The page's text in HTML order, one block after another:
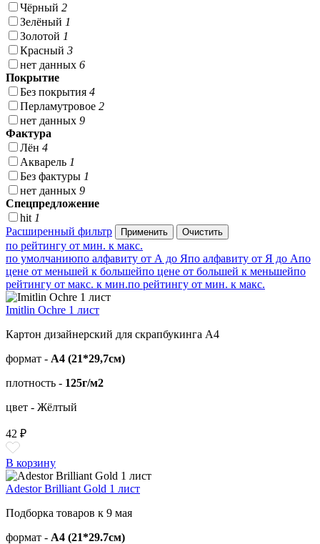
Чёрный 2
Зелёный 1
Золотой 1
Красный 3
нет данных 6
Покрытие
Без покрытия 4
Перламутровое 2
нет данных 9
Фактура
Лён 4
Акварель 1
Без фактуры 1
нет данных 9
Спецпредложение
hit 1
Расширенный фильтр
по рейтингу от мин. к макс.
по умолчаниюпо алфавиту от А до Япо алфавиту от Я до Апо
цене от меньшей к большейпо цене от большей к меньшейпо
рейтингу от макс. к мин.по рейтингу от мин. к макс.
Imitlin Ochre 1 лист
Картон дизайнерский для скрапбукинга А4
формат - А4 (21*29,7см)
плотность - 125г/м2
цвет - Жёлтый
42 ₽
В корзину
Adestor Brilliant Gold 1 лист
Подборка товаров к 9 мая
формат - А4 (21*29.7см)